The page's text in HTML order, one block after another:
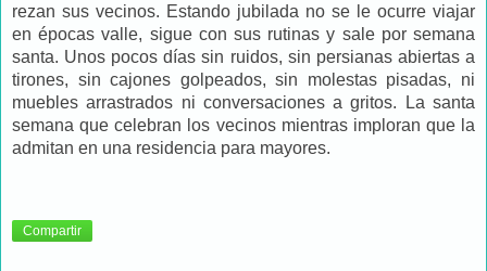
rezan sus vecinos. Estando jubilada no se le ocurre viajar
en épocas valle, sigue con sus rutinas y sale por semana
santa. Unos pocos días sin ruidos, sin persianas abiertas a
tirones, sin cajones golpeados, sin molestas pisadas, ni
muebles arrastrados ni conversaciones a gritos. La santa
semana que celebran los vecinos mientras imploran que la
admitan en una residencia para mayores.
Compartir